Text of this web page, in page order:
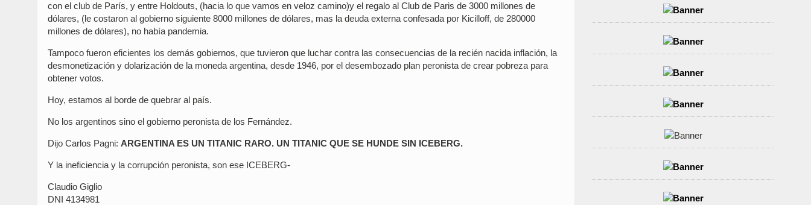
con el club de París, y entre Holdouts, (hacia lo que vamos en veloz camino)y el regalo al Club de Paris de 3000 millones de
dólares, (le costaron al gobierno siguiente 8000 millones de dólares, mas la deuda externa confesada por Kicilloff, de 280000
millones de dólares), no había pandemia.
Tampoco fueron eficientes los demás gobiernos, que tuvieron que luchar contra las consecuencias de la recién nacida inflación, la
desmonetización y dolarización de la moneda argentina, desde 1946, por el desembozado plan peronista de crear pobreza para
obtener votos.
Hoy, estamos al borde de quebrar al país.
No los argentinos sino el gobierno peronista de los Fernández.
Dijo Carlos Pagni: ARGENTINA ES UN TITANIC RARO. UN TITANIC QUE SE HUNDE SIN ICEBERG.
Y la ineficiencia y la corrupción peronista, son ese ICEBERG-
Claudio Giglio
DNI 4134981